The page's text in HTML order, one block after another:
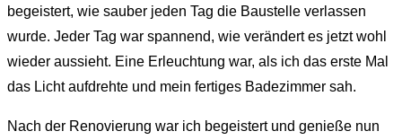
begeistert, wie sauber jeden Tag die Baustelle verlassen
wurde. Jeder Tag war spannend, wie verändert es jetzt wohl
wieder aussieht. Eine Erleuchtung war, als ich das erste Mal
das Licht aufdrehte und mein fertiges Badezimmer sah.
Nach der Renovierung war ich begeistert und genieße nun